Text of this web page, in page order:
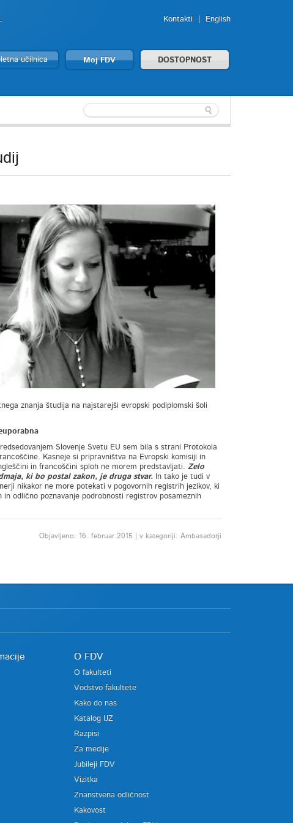
Kontakti English
učilnica Moj FDV DOSTOPNOST
znanja študija na najstarejši evropski podiplomski šoli
Slovenje Svetu EU sem bila s strani Protokola
Kasneje si pripravništva na Evropski komisiji in
in francoščini sploh ne morem predstavljati. Zelo
ki bo postal zakon, je druga stvar.In tako je tudi v
nikakor ne more potekati v pogovornih registrih jezikov, ki
odlično poznavanje podrobnosti registrov posameznih
Objavljeno: 16. februar 2015 | v kategoriji: Ambasadorji
O FDV
O fakulteti
Vodstvo fakultete
Kako do nas
Katalog IJZ
Razpisi
Za medije
Jubileji FDV
Vizitka
Znanstvena odličnost
Kakovost